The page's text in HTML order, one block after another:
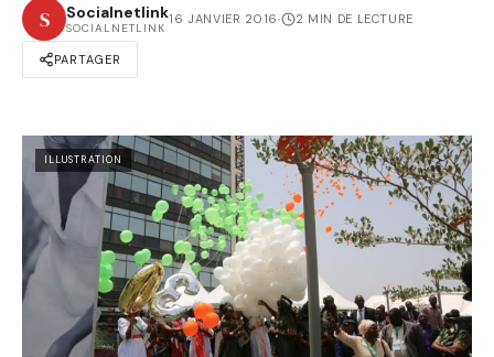
S Socialnetlink
SOCIALNETLINK
16 JANVIER 2016· 2 MIN DE LECTURE
PARTAGER
ILLUSTRATION